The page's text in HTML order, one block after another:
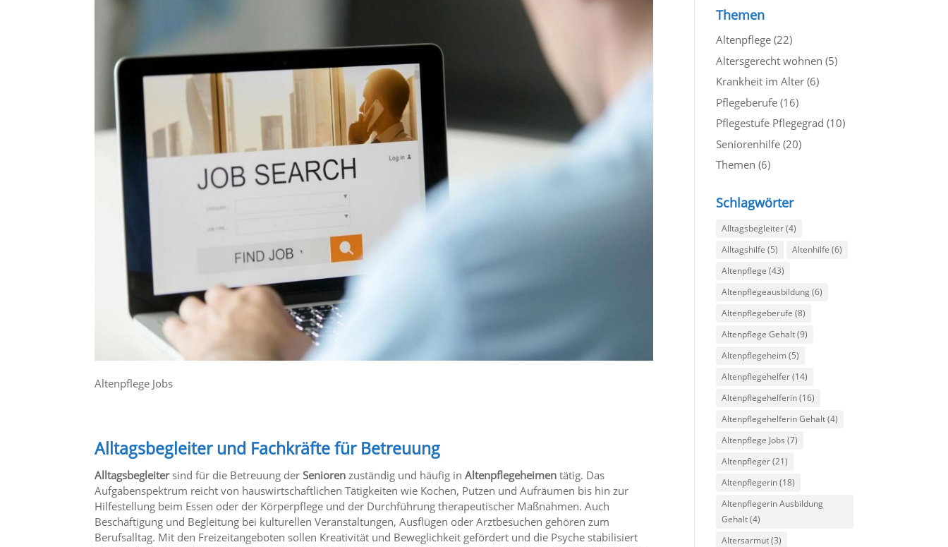
Altenpflege Jobs
Alltagsbegleiter und Fachkräfte für Betreuung
Alltagsbegleitersind für die Betreuung derSenioren zuständig und häufig inAltenpflegeheimen tätig. Das
Aufgabenspektrum reicht von hauswirtschaftlichen Tätigkeiten wie Kochen, Putzen und Aufräumen bis hin zur
Hilfestellung beim Essen oder der Körperpflege und der Durchführung therapeutischer Maßnahmen. Auch
Beschäftigung und Begleitung bei kulturellen Veranstaltungen, Ausflügen oder Arztbesuchen gehören zum
Berufsalltag. Mit den Freizeitangeboten sollen Kreativität und Beweglichkeit gefördert und die Psyche stabilisiert
Themen
Altenpflege (22)
Altersgerecht wohnen (5)
Krankheit im Alter (6)
Pflegeberufe (16)
Pflegestufe Pflegegrad (10)
Seniorenhilfe (20)
Themen (6)
Schlagwörter
Alltagsbegleiter(4)
Alltagshilfe (5) Altenhilfe (6)
Altenpflege (43)
Altenpflegeausbildung(6)
Altenpflegeberufe (8)
Altenpflege Gehalt(9)
Altenpflegeheim(5)
Altenpflegehelfer(14)
Altenpflegehelferin(16)
Altenpflegehelferin Gehalt(4)
Altenpflege Jobs (7)
Altenpfleger(21)
Altenpflegerin(18)
Altenpflegerin Ausbildung
Gehalt(4)
Altersarmut(3)